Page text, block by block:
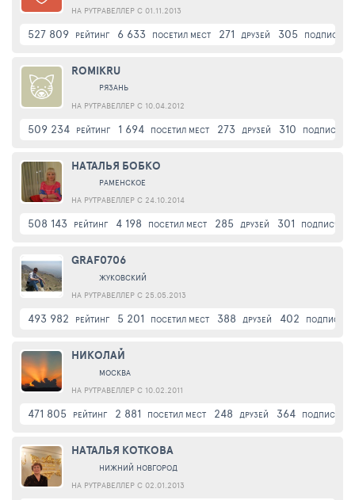
НА РУТРАВЕЛЛЕР С 01.11.2013
527 809 РЕЙТИНГ 6 633 ПОСЕТИЛ МЕСТ 271 ДРУЗЕЙ 305
ROMIKRU
РЯЗАНЬ
НА РУТРАВЕЛЛЕР С 10.04.2012
509 234 РЕЙТИНГ 1 694 ПОСЕТИЛ МЕСТ 273 ДРУЗЕЙ 310
НАТАЛЬЯ БОБКО
РАМЕНСКОЕ
НА РУТРАВЕЛЛЕР С 24.10.2014
508 143 РЕЙТИНГ 4 198 ПОСЕТИЛ МЕСТ 285 ДРУЗЕЙ 301 ПОДПИСЧИКИ
GRAF0706
ЖУКОВСКИЙ
НА РУТРАВЕЛЛЕР С 25.05.2013
493 982 РЕЙТИНГ 5 201 ПОСЕТИЛ МЕСТ 388 ДРУЗЕЙ 402
НИКОЛАЙ
МОСКВА
НА РУТРАВЕЛЛЕР С 10.02.2011
471 805 РЕЙТИНГ 2 881 ПОСЕТИЛ МЕСТ 248 ДРУЗЕЙ 364
НАТАЛЬЯ КОТКОВА
НИЖНИЙ НОВГОРОД
НА РУТРАВЕЛЛЕР С 02.01.2013